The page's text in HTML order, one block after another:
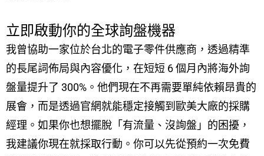
立即啟動你的全球詢盤機器
我曾協助一家位於台北的電子零件供應商，透過精準
的長尾詞佈局與內容優化，在短短 6 個月內將海外詢
盤量提升了 300%。他們現在不再需要單純依賴昂貴的
展會，而是透過官網就能穩定接觸到歐美大廠的採購
經理。如果你也想擺脫「有流量、沒詢盤」的困擾，
我建議你現在就採取行動。你可以先從預約一次免費